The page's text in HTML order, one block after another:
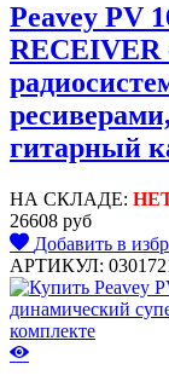
Peavey PV
RECEIVER
гитарный
НА СКЛАДЕ:
26608 руб
Добавить в
АРТИКУЛ: